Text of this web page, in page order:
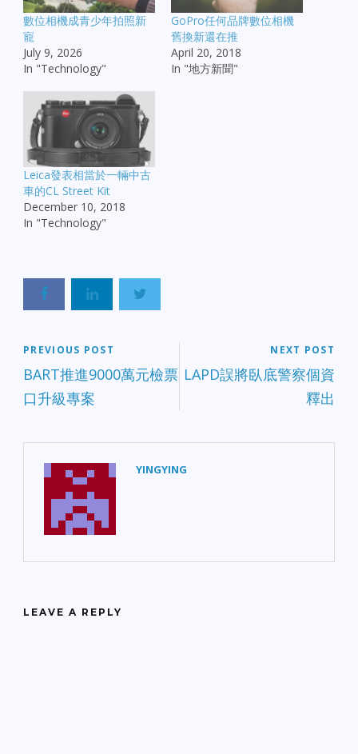
數位相機成青少年拍照新
寵
July 9, 2026
In "Technology"
GoPro任何品牌數位相機
舊換新還在推
April 20, 2018
In "地方新聞"
Leica發表相當於一輛中古
車的CL Street Kit
December 10, 2018
In "Technology"
PREVIOUS POST
BART推進9000萬元檢票
口升級專案
NEXT POST
LAPD誤將臥底警察個資
釋出
YINGYING
LEAVE A REPLY